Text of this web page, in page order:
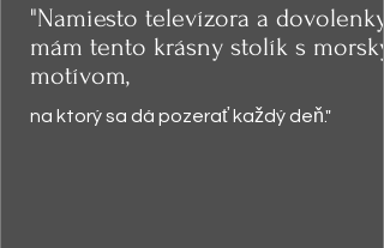
"Namiesto televízora a dovolenky,
mám tento krásny stolík s
motívom,
na ktorý sa dá pozerať každý deň."